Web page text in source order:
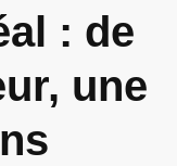
: de
une